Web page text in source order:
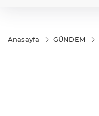
Anasayfa GÜNDEM